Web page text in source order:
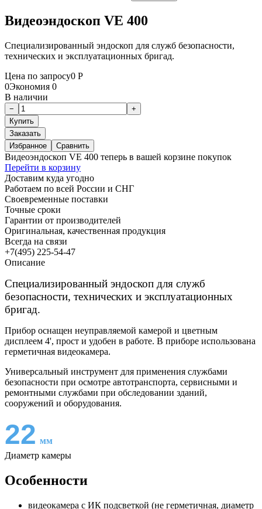
Видеоэндоскоп VE 400
Специализированный эндоскоп для служб безопасности,
технических и эксплуатационных бригад.
Цена по запросу0 Р
0Экономия 0
В наличии
Заказать
Избранное
Сравнить
Видеоэндоскоп VE 400 теперь в вашей корзине покупок
Перейти в корзину
Доставим куда угодно
Работаем по всей России и СНГ
Своевременные поставки
Точные сроки
Гарантии от производителей
Оригинальная, качественная продукция
Всегда на связи
+7(495) 225-54-47
Описание
Специализированный эндоскоп для служб
безопасности, технических и эксплуатационных
бригад.
Прибор оснащен неуправляемой камерой и цветным
дисплеем 4', прост и удобен в работе. В приборе использована
герметичная видеокамера.
Универсальный инструмент для применения службами
безопасности при осмотре автотранспорта, сервисными и
ремонтными службами при обследовании зданий,
сооружений и оборудования.
22 мм
Диаметр камеры
Особенности
видеокамера с ИК подсветкой (не герметичная, диаметр